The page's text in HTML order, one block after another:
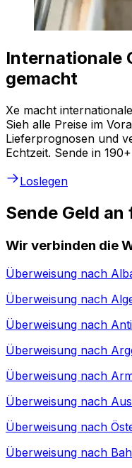
Internationale
gemacht
Xe macht
Sieh alle Preise im
Lieferprognosen und
Echtzeit. Sende in
Loslegen
Sende Geld
Wir verbinden die
Überweisung nach
Überweisung nach
Überweisung nach
Überweisung nach
Überweisung nach
Überweisung nach
Überweisung nach
Überweisung nach